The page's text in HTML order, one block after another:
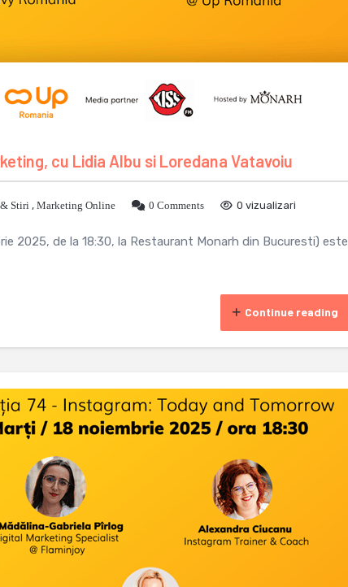
cu Lidia Albu si Loredana Vatavoiu
Stiri, Marketing Online 0 Comments 0 vizualizari
2025, de la 18:30, la Restaurant Monarh din Bucuresti) este
Continue reading